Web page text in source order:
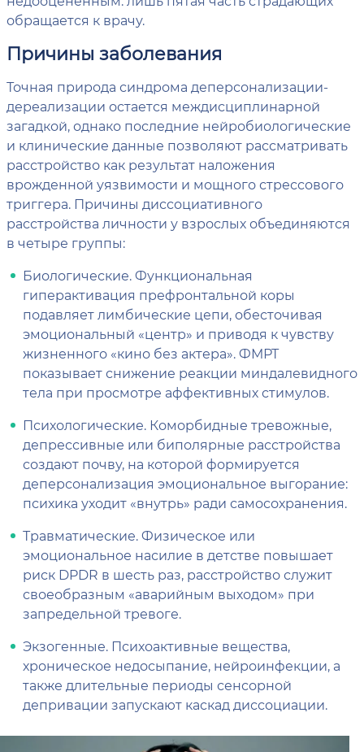
обращается к врачу.
Причины заболевания
Точная природа синдрома деперсонализации-
дереализации остается междисциплинарной
загадкой, однако последние нейробиологические
и клинические данные позволяют рассматривать
расстройство как результат наложения
врожденной уязвимости и мощного стрессового
триггера. Причины диссоциативного
расстройства личности у взрослых объединяются
в четыре группы:
Биологические. Функциональная
гиперактивация префронтальной коры
подавляет лимбические цепи, обесточивая
эмоциональный «центр» и приводя к чувству
жизненного «кино без актера». ФМРТ
показывает снижение реакции миндалевидного
тела при просмотре аффективных стимулов.
Психологические. Коморбидные тревожные,
депрессивные или биполярные расстройства
создают почву, на которой формируется
деперсонализация эмоциональное выгорание:
психика уходит «внутрь» ради самосохранения.
Травматические. Физическое или
эмоциональное насилие в детстве повышает
риск DPDR в шесть раз, расстройство служит
своеобразным «аварийным выходом» при
запредельной тревоге.
Экзогенные. Психоактивные вещества,
хроническое недосыпание, нейроинфекции, а
также длительные периоды сенсорной
депривации запускают каскад диссоциации.